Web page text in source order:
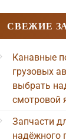
СВЕЖИЕ
Канавные
грузовых
выбрать
смотровой
Запчасти
надёжного